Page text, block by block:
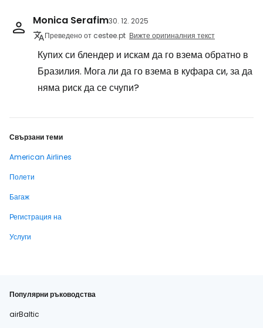
Monica Serafim30. 12. 2025
Преведено от cestee.pt Вижте оригиналния текст
Купих си блендер и искам да го взема обратно в
Бразилия. Мога ли да го взема в куфара си, за да
няма риск да се счупи?
Свързани теми
American Airlines
Полети
Багаж
Регистрация на
Услуги
Популярни ръководства
airBaltic